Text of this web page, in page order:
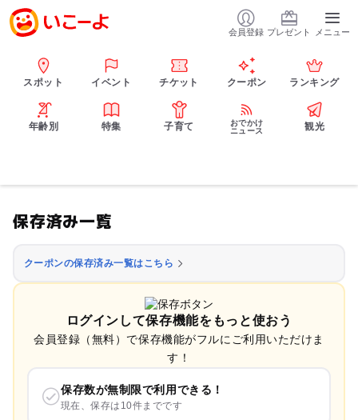
会員登録 プレゼント メニュー
スポット イベント チケット クーポン ランキング
年齢別 特集 子育て
おでかけ
ニュース
観光
保存済み一覧
クーポンの保存済み一覧はこちら
ログインして保存機能をもっと使おう
会員登録（無料）で保存機能がフルにご利用いただけま
す！
保存数が無制限で利用できる！
現在、保存は10件までです